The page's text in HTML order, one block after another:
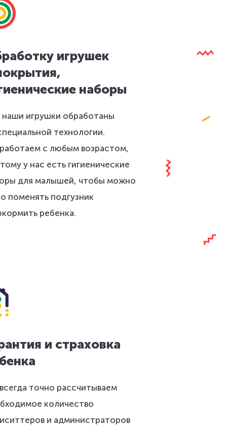
игрушек
наборы
наши игрушки обработаны
технологии.
с любым возрастом,
у нас есть гигиенические
для малышей, чтобы можно
поменять подгузник
ребенка.
и страховка
точно рассчитываем
количество
и администраторов